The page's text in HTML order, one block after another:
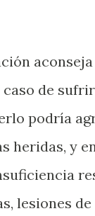
de
podría
heridas, y
lesiones